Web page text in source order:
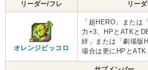
リーダー/フレ リー
オレンジピッコロ
「超HERO」または
力+3、HPとATKと
絆」または「劇場版
場合は更にHPと